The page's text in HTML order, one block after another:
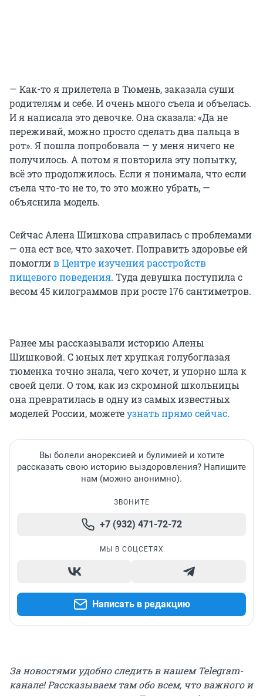
— Как-то я прилетела в Тюмень, заказала суши
родителям и себе. И очень много съела и объелась.
И я написала это девочке. Она сказала: «Да не
переживай, можно просто сделать два пальца в
рот». Я пошла попробовала — у меня ничего не
получилось. А потом я повторила эту попытку,
всё это продолжилось. Если я понимала, что если
съела что-то не то, то это можно убрать, —
объяснила модель.
Сейчас Алена Шишкова справилась с проблемами
— она ест все, что захочет. Поправить здоровье ей
помоглив Центре изучения расстройств
пищевого поведения. Туда девушка поступила с
весом 45 килограммов при росте 176 сантиметров.
Ранее мы рассказывали историю Алены
Шишковой. С юных лет хрупкая голубоглазая
тюменка точно знала, чего хочет, и упорно шла к
своей цели. О том, как из скромной школьницы
она превратилась в одну из самых известных
моделей России, можетеузнать прямо сейчас.
Вы болели анорексией и булимией и хотите
рассказать свою историю выздоровления? Напишите
нам (можно анонимно).
ЗВОНИТЕ
+7 (932) 471-72-72
МЫ В СОЦСЕТЯХ
Написать в редакцию
За новостями удобно следить в нашем Telegram-
канале! Рассказываем там обо всем, что важного и